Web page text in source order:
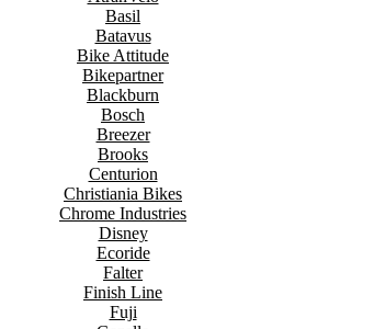
Basil
Batavus
Bike Attitude
Bikepartner
Blackburn
Bosch
Breezer
Brooks
Centurion
Christiania Bikes
Chrome Industries
Disney
Ecoride
Falter
Finish Line
Fuji